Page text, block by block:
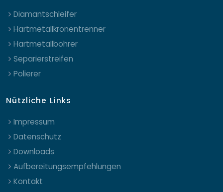
Diamantschleifer
Hartmetallkronentrenner
Hartmetallbohrer
Separierstreifen
Polierer
Nützliche Links
Impressum
Datenschutz
Downloads
Aufbereitungsempfehlungen
Kontakt